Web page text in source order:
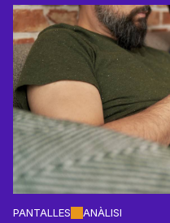
PANTALLES ANÀLISI